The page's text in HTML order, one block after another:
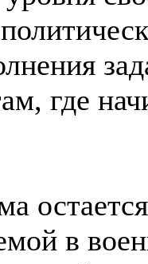
где
в